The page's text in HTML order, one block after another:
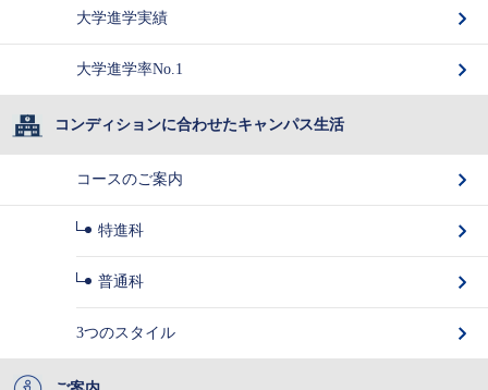
大学進学実績
大学進学率No.1
コンディションに合わせたキャンパス生活
コースのご案内
特進科
普通科
3つのスタイル